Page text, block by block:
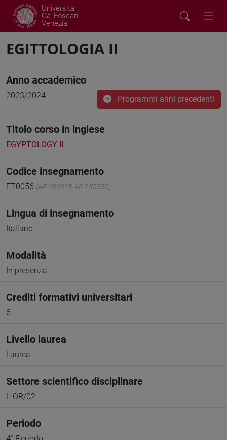
Università
Ca' Foscari
Venezia
EGITTOLOGIA II
Anno accademico
2023/2024 Programmi anni precedenti
Titolo corso in inglese
EGYPTOLOGY II
Codice insegnamento
FT0056 (AF:486825 AR:250550)
Lingua di insegnamento
Italiano
Modalità
In presenza
Crediti formativi universitari
6
Livello laurea
Laurea
Settore scientifico disciplinare
L-OR/02
Periodo